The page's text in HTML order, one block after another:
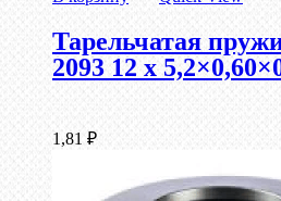
Тарельчатая
2093 12 x
1,81 ₽